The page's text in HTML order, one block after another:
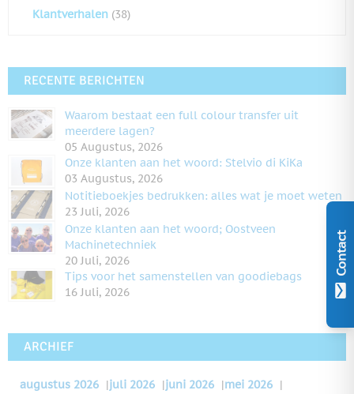
Contact
Klantverhalen (38)
RECENTE BERICHTEN
Waarom bestaat een full colour transfer uit
meerdere lagen?
05 Augustus, 2026
Onze klanten aan het woord: Stelvio di KiKa
03 Augustus, 2026
Notitieboekjes bedrukken: alles wat je moet weten
23 Juli, 2026
Onze klanten aan het woord; Oostveen
Machinetechniek
20 Juli, 2026
Tips voor het samenstellen van goodiebags
16 Juli, 2026
ARCHIEF
augustus 2026 |juli 2026 |juni 2026 |mei 2026 |